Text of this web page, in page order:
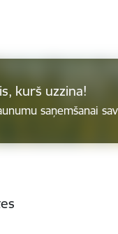
kurš uzzina!
saņemšanai